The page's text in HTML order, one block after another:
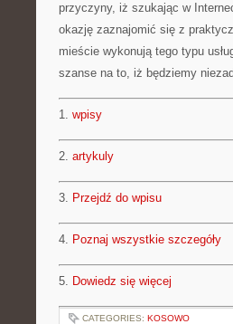
przyczyny, iż szukając w
okazję zaznajomić się z
mieście wykonują tego typu
szanse na to, iż będziemy
1. wpisy
2. artykuly
3. Przejdź do wpisu
4. Poznaj wszystkie szczegóły
5. Dowiedz się więcej
CATEGORIES: KOSOWO